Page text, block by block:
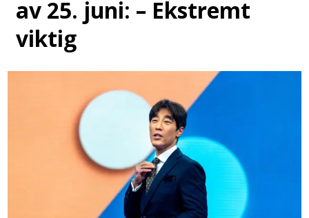
av 25. juni: – Ekstremt
viktig